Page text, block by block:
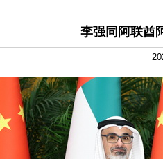
李强同阿联酋